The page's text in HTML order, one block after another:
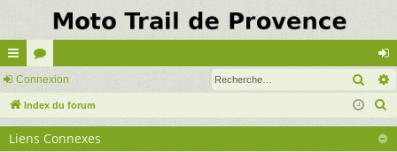
cc
ès
ra
or
u
on
ne
xi
Connexion
Index du forum
Liens Connexes